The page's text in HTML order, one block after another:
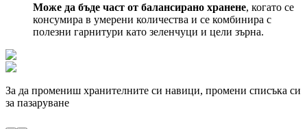
Може да бъде част от балансирано хранене, когато се
консумира в умерени количества и се комбинира с
полезни гарнитури като зеленчуци и цели зърна.
За да промениш хранителните си навици, промени списъка си
за пазаруване